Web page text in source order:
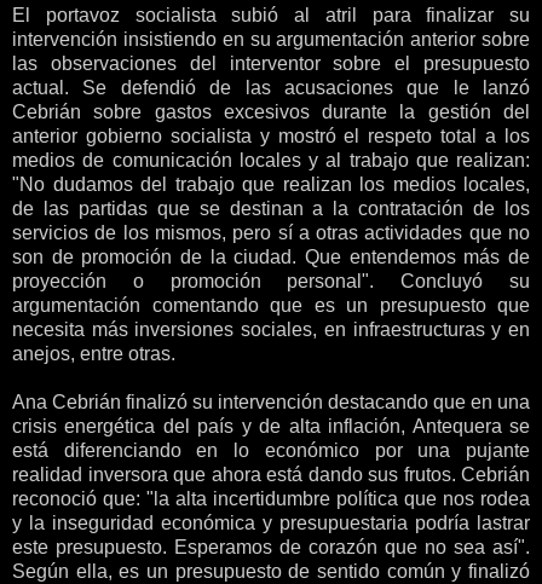
El portavoz socialista subió al atril para finalizar su
intervención insistiendo en su argumentación anterior sobre
las observaciones del interventor sobre el presupuesto
actual. Se defendió de las acusaciones que le lanzó
Cebrián sobre gastos excesivos durante la gestión del
anterior gobierno socialista y mostró el respeto total a los
medios de comunicación locales y al trabajo que realizan:
"No dudamos del trabajo que realizan los medios locales,
de las partidas que se destinan a la contratación de los
servicios de los mismos, pero sí a otras actividades que no
son de promoción de la ciudad. Que entendemos más de
proyección o promoción personal". Concluyó su
argumentación comentando que es un presupuesto que
necesita más inversiones sociales, en infraestructuras y en
anejos, entre otras.
Ana Cebrián finalizó su intervención destacando que en una
crisis energética del país y de alta inflación, Antequera se
está diferenciando en lo económico por una pujante
realidad inversora que ahora está dando sus frutos. Cebrián
reconoció que: "la alta incertidumbre política que nos rodea
y la inseguridad económica y presupuestaria podría lastrar
este presupuesto. Esperamos de corazón que no sea así".
Según ella, es un presupuesto de sentido común y finalizó